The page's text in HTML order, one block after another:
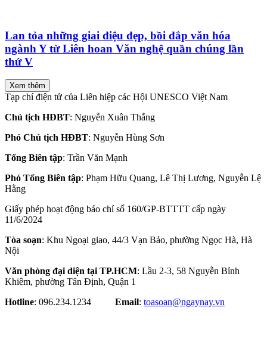
Lan tỏa những giai điệu đẹp, bồi đắp văn hóa
ngành Y từ Liên hoan Văn nghệ quần chúng lần
thứ V
Xem thêm
Tạp chí điện tử của Liên hiệp các Hội UNESCO Việt Nam
Chủ tịch HĐBT: Nguyễn Xuân Thắng
Phó Chủ tịch HĐBT: Nguyễn Hùng Sơn
Tổng Biên tập: Trần Văn Mạnh
Phó Tổng Biên tập: Phạm Hữu Quang, Lê Thị Lương, Nguyễn Lệ
Hằng
Giấy phép hoạt động báo chí số 160/GP-BTTTT cấp ngày
11/6/2024
Tòa soạn: Khu Ngoại giao, 44/3 Vạn Bảo, phường Ngọc Hà, Hà
Nội
Văn phòng đại diện tại TP.HCM: Lầu 2-3, 58 Nguyễn Bỉnh
Khiêm, phường Tân Định, Quận 1
Hotline: 096.234.1234 Email: toasoan@ngaynay.vn